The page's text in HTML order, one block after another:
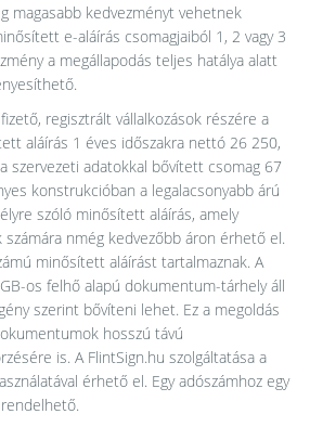
magasabb kedvezményt vehetnek
e-aláírás csomagjaiból 1, 2 vagy 3
a megállapodás teljes hatálya alatt
regisztrált vállalkozások részére a
aláírás 1 éves időszakra nettó 26 250,
szervezeti adatokkal bővített csomag 67
konstrukcióban a legalacsonyabb árú
szóló minősített aláírás, amely
nmég kedvezőbb áron érhető el.
minősített aláírást tartalmaznak. A
os felhő alapú dokumentum-tárhely áll
szerint bővíteni lehet. Ez a megoldás
hosszú távú
is. A FlintSign.hu szolgáltatása a
érhető el. Egy adószámhoz egy